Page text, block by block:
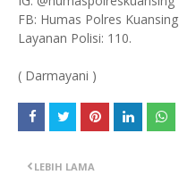
FB: Humas Polres Kuansing
Layanan Polisi: 110.
( Darmayani )
LEBIH LAMA